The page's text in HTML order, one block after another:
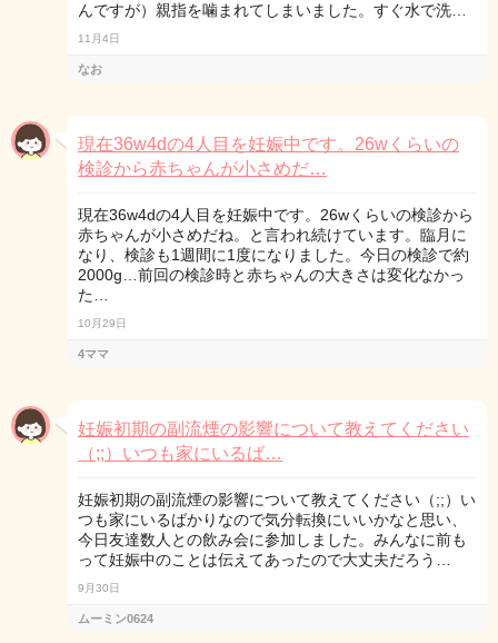
んですが）親指を噛まれてしまいました。すぐ水で洗…
11月4日
なお
現在36w4dの4人目を妊娠中です。26wくらいの
検診から赤ちゃんが小さめだ…
現在36w4dの4人目を妊娠中です。26wくらいの検診から
赤ちゃんが小さめだね。と言われ続けています。臨月に
なり、検診も1週間に1度になりました。今日の検診で約
2000g…前回の検診時と赤ちゃんの大きさは変化なかっ
た…
10月29日
4ママ
妊娠初期の副流煙の影響について教えてください
（;;）いつも家にいるば…
妊娠初期の副流煙の影響について教えてください（;;）い
つも家にいるばかりなので気分転換にいいかなと思い、
今日友達数人との飲み会に参加しました。みんなに前も
って妊娠中のことは伝えてあったので大丈夫だろう…
9月30日
ムーミン0624